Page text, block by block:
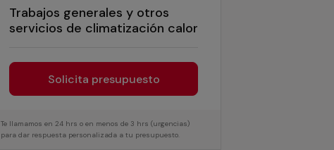
Trabajos generales y otros
servicios de climatización calor
Solicita presupuesto
Te llamamos en 24 hrs o en menos de 3 hrs (urgencias)
para dar respuesta personalizada a tu presupuesto.